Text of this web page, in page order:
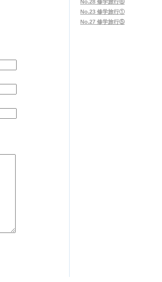
No.28 修学旅行⑥
No.23 修学旅行①
No.27 修学旅行⑤